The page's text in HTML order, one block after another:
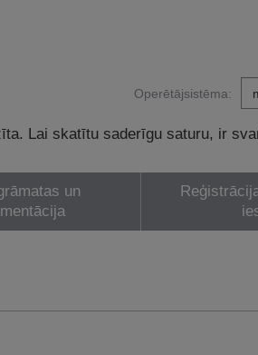
Operētājsistēma:
Lai skatītu saderīgu saturu, ir
un